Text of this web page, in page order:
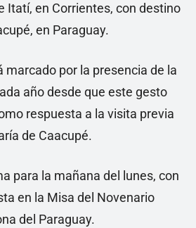
Itatí, en Corrientes, con destino
en Paraguay.
marcado por la presencia de la
año desde que este gesto
respuesta a la visita previa
de Caacupé.
para la mañana del lunes, con
en la Misa del Novenario
del Paraguay.